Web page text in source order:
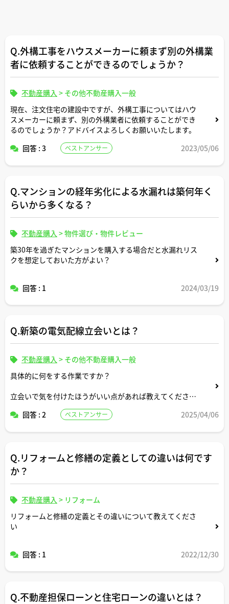
Q.外構工事をハウスメーカーに頼まず別の外構業
者に依頼することができるのでしょうか？
不動産購入 > その他不動産購入一般
現在、注文住宅の建設中ですが、外構工事についてはハウ
スメーカーに頼まず、別の外構業者に依頼することができ
るのでしょうか？アドバイスよろしくお願いいたします。
回答 : 3
ベストアンサー 2023/05/06
Q.マンションの経年劣化による水漏れは築何年く
らいから多くなる？
不動産購入 >物件選び・物件レビュー
築30年を過ぎたマンションを購入する場合だと水漏れリス
クを想定しておいた方がよい？
回答 : 1 2024/03/19
Q.新築の電気配線立会いとは？
不動産購入 > その他不動産購入一般
具体的に何をする作業ですか？
立会いで気を付けたほうがいい点があれば教えてくださ
回答 : 2
ベストアンサー 2025/04/06
Q.リフォームと修繕の定義としての違いは何です
か？
不動産購入 > リフォーム
リフォームと修繕の定義とその違いについて教えてくださ
い
回答 : 1 2022/12/30
Q.不動産担保ローンと住宅ローンの違いとは？